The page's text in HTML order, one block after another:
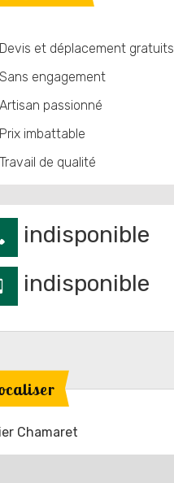
Devis et déplacement gratuits
Sans engagement
Artisan passionné
Prix imbattable
Travail de qualité
indisponible
indisponible
Chamaret